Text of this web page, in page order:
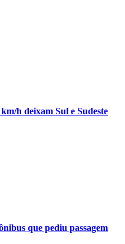
h deixam Sul e Sudeste
que pediu passagem